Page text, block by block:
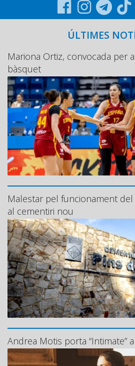
ÚLTIMES
Mariona Ortiz, convocada per
bàsquet
Malestar pel funcionament
al cementiri nou
Andrea Motis porta “Intimate”